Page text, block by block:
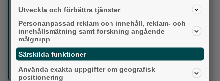
äldreboenden i Partille? JA
Ska kommunen prioritera fler trygghetskameror på
offentliga platser? NEJ
Ska Partille sätta ett tydligt stoppdatum för nya
exploateringar av grönområden? NEJ
Ska politiker arvodena frysas under nästa
mandatperiod? NEJ
Utveckla och förbättra tjänster
Personanpassad reklam och innehåll, reklam- och
innehållsmätning samt forskning angående
målgrupp
Särskilda funktioner
Använda exakta uppgifter om geografisk
positionering